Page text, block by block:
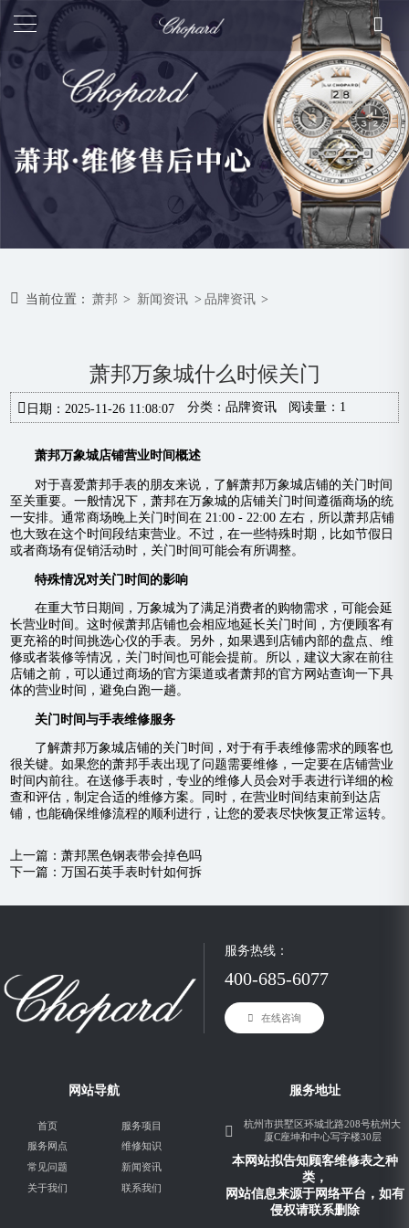
当前位置： 萧邦 > 新闻资讯 > 品牌资讯 >
萧邦万象城什么时候关门
日期：2025-11-26 11:08:07 分类： 品牌资讯 阅读量：1
萧邦万象城店铺营业时间概述
对于喜爱萧邦手表的朋友来说，了解萧邦万象城店铺的关门时间
至关重要。一般情况下，萧邦在万象城的店铺关门时间遵循商场的统
一安排。通常商场晚上关门时间在 21:00 - 22:00 左右，所以萧邦店铺
也大致在这个时间段结束营业。不过，在一些特殊时期，比如节假日
或者商场有促销活动时，关门时间可能会有所调整。
特殊情况对关门时间的影响
在重大节日期间，万象城为了满足消费者的购物需求，可能会延
长营业时间。这时候萧邦店铺也会相应地延长关门时间，方便顾客有
更充裕的时间挑选心仪的手表。另外，如果遇到店铺内部的盘点、维
修或者装修等情况，关门时间也可能会提前。所以，建议大家在前往
店铺之前，可以通过商场的官方渠道或者萧邦的官方网站查询一下具
体的营业时间，避免白跑一趟。
关门时间与手表维修服务
了解萧邦万象城店铺的关门时间，对于有手表维修需求的顾客也
很关键。如果您的萧邦手表出现了问题需要维修，一定要在店铺营业
时间内前往。在送修手表时，专业的维修人员会对手表进行详细的检
查和评估，制定合适的维修方案。同时，在营业时间结束前到达店
铺，也能确保维修流程的顺利进行，让您的爱表尽快恢复正常运转。
上一篇：萧邦黑色钢表带会掉色吗
下一篇：万国石英手表时针如何拆
服务热线：
400-685-6077
在线咨询
网站导航
首页
服务项目
服务网点
维修知识
常见问题
新闻资讯
关于我们
联系我们
服务地址
杭州市拱墅区环城北路208号杭州大
厦C座坤和中心写字楼30层
本网站拟告知顾客维修表之种
类，
网站信息来源于网络平台，如有
侵权请联系删除